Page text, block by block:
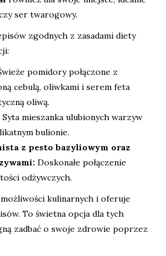
ser twarogowy.
zgodnych z zasadami diety
pomidory połączone z
cebulą, oliwkami i serem feta
oliwą.
Syta mieszanka ulubionych warzyw
bulionie.
z pesto bazyliowym oraz
Doskonałe połączenie
odżywczych.
kulinarnych i oferuje
To świetna opcja dla tych
zadbać o swoje zdrowie poprzez